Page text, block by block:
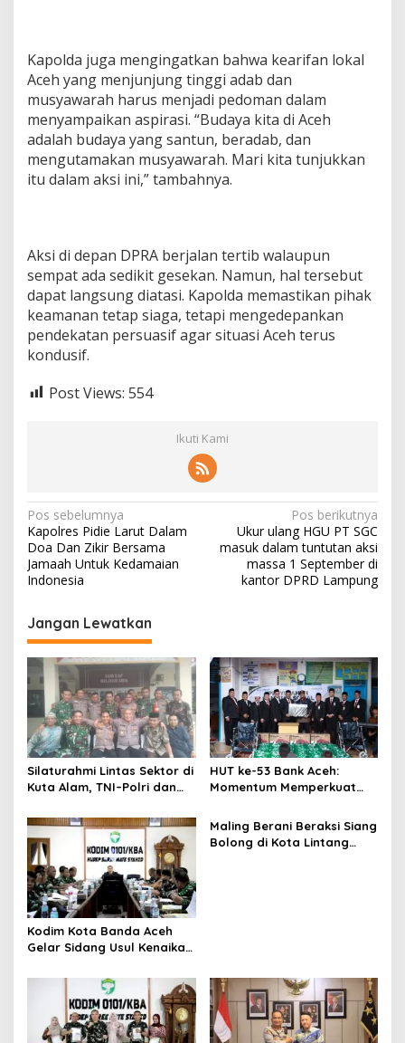
Kapolda juga mengingatkan bahwa kearifan lokal
Aceh yang menjunjung tinggi adab dan
musyawarah harus menjadi pedoman dalam
menyampaikan aspirasi. “Budaya kita di Aceh
adalah budaya yang santun, beradab, dan
mengutamakan musyawarah. Mari kita tunjukkan
itu dalam aksi ini,” tambahnya.
Aksi di depan DPRA berjalan tertib walaupun
sempat ada sedikit gesekan. Namun, hal tersebut
dapat langsung diatasi. Kapolda memastikan pihak
keamanan tetap siaga, tetapi mengedepankan
pendekatan persuasif agar situasi Aceh terus
kondusif.
Post Views: 554
Ikuti Kami
N
a
v
g
a
s
i
p
o
s
Pos sebelumnya
Kapolres Pidie Larut Dalam
Doa Dan Zikir Bersama
Jamaah Untuk Kedamaian
Indonesia
Pos berikutnya
Ukur ulang HGU PT SGC
masuk dalam tuntutan aksi
massa 1 September di
kantor DPRD Lampung
Jangan Lewatkan
Silaturahmi Lintas Sektor di
Kuta Alam, TNI–Polri dan
Kebersamaan
HUT ke-53 Bank Aceh:
Momentum Memperkuat
Keberkahan Bagi Aceh
Kodim Kota Banda Aceh
Gelar Sidang Usul Kenaikan
Tamtama Periode 1 April
Maling Berani Beraksi Siang
Bolong di Kota Lintang